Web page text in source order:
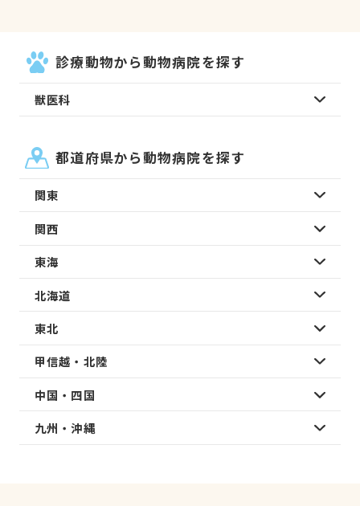
診療動物から動物病院を探す
獣医科
都道府県から動物病院を探す
関東
関西
東海
北海道
東北
甲信越・北陸
中国・四国
九州・沖縄